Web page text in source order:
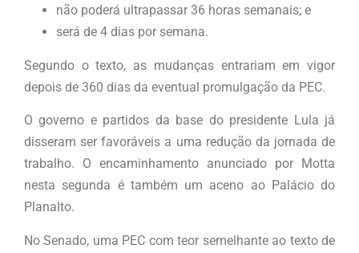
não poderá ultrapassar 36 horas semanais; e
será de 4 dias por semana.
Segundo o texto, as mudanças entrariam em vigor
depois de 360 dias da eventual promulgação da PEC.
O governo e partidos da base do presidente Lula já
disseram ser favoráveis a uma redução da jornada de
trabalho. O encaminhamento anunciado por Motta
nesta segunda é também um aceno ao Palácio do
Planalto.
No Senado, uma PEC com teor semelhante ao texto de